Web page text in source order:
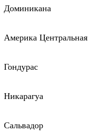
Доминикана
Америка Центральная
Гондурас
Никарагуа
Сальвадор